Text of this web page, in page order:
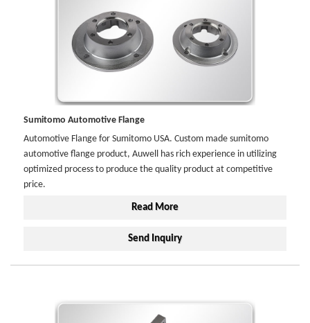
Sumitomo Automotive Flange
Automotive Flange for Sumitomo USA. Custom made sumitomo
automotive flange product, Auwell has rich experience in utilizing
optimized process to produce the quality product at competitive
price.
Read More
Send Inquiry